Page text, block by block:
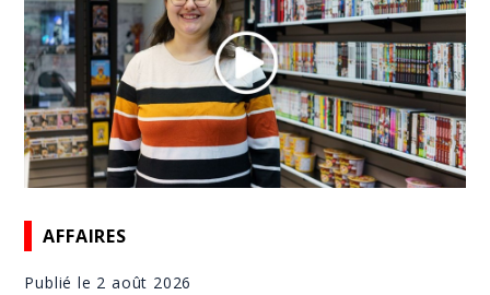
AFFAIRES
Publié le 2 août 2026